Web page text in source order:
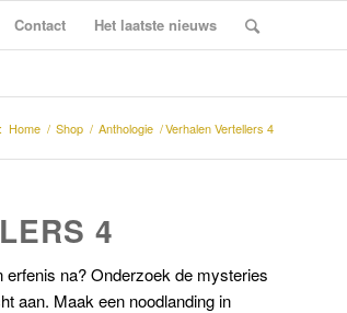
Contact Het laatste nieuws
Home / Shop / Anthologie /Verhalen Vertellers 4
4
na? Onderzoek de mysteries
aan. Maak een noodlanding in